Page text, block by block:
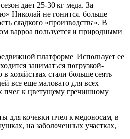
дает 25-30 кг меда. За
Николай не гонится, больше
сладкого «производства». В
варроа пользуется и природными
платформе. Использует ее
заниматься погрузкой-
в хозяйствах стали больше сеять
все еще маловато для всех
пчел к цветущему гречишному
для кочевки пчел к медоносам, в
на заболоченных участках,